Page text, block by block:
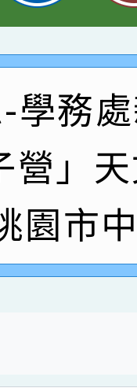
名
小創客佳
桃園市中
榮獲社
斯O蜜、
科展 國
老師、
二班張O
國小朗讀
師
桃園市中
榮獲教
2026世
小創客佳
學務
營」
園市